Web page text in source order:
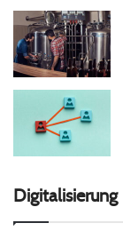
Digitalisierung